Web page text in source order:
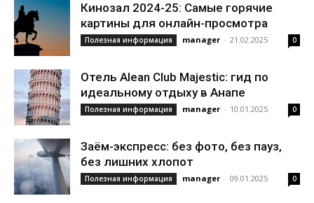
Кинозал 2024-25: Самые горячие
картины для онлайн-просмотра
Полезная информация manager - 21.02.2025 0
Отель Alean Club Majestic: гид по
идеальному отдыху в Анапе
Полезная информация manager - 10.01.2025 0
Заём-экспресс: без фото, без пауз,
без лишних хлопот
Полезная информация manager - 09.01.2025 0